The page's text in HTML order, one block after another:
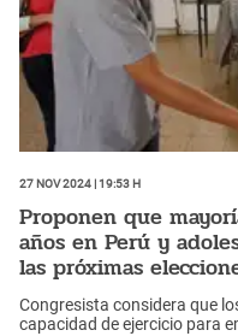
27 Nov 2024 | 19:53 h
Proponen que
años en Perú y
las próximas
Congresista considera que
capacidad de ejercicio para